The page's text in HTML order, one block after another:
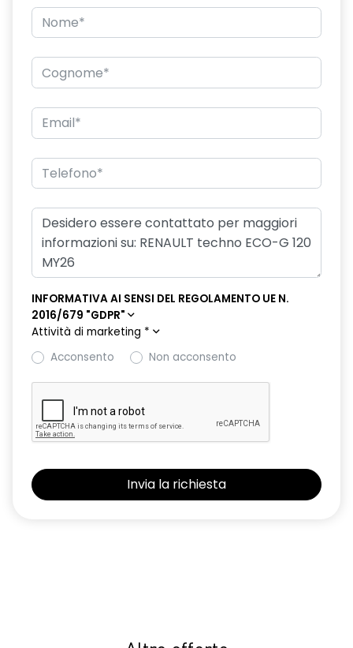
INFORMATIVA AI SENSI DEL REGOLAMENTO UE N.
2016/679 "GDPR"
Attività di marketing *
Acconsento
Non acconsento